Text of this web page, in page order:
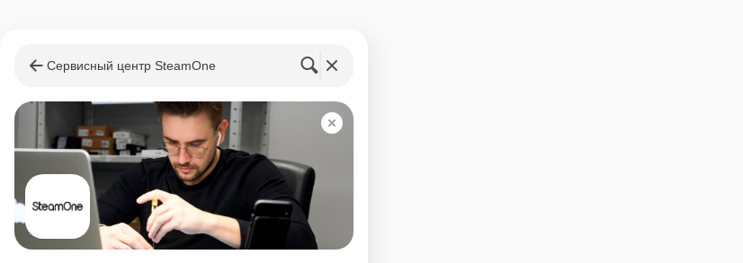
Сервисный центр SteamOne